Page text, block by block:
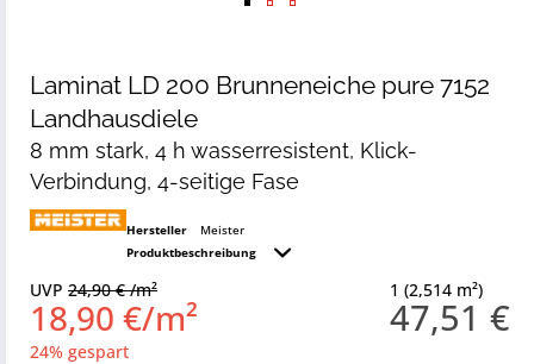
Laminat LD 200 Brunneneiche pure 7152
Landhausdiele
8 mm stark, 4 h wasserresistent, Klick-
Verbindung, 4-seitige Fase
Hersteller
Meister
Produktbeschreibung
1 (2,514 m²)
47,51 €
UVP 24,90 € /m²
18,90 €/m²
24% gespart